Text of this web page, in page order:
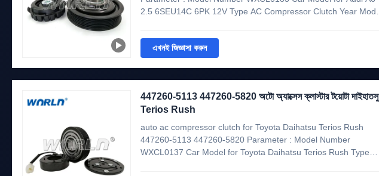
2.5 6SEU14C 6PK 12V Type AC Compressor Clutch Year Model
this part will fit your vehicle.Please send us the photo of your old
এখনই জিজ্ঞাসা করুন
447260-5113 447260-5820 অটো অ্যাক্সেস ক্লাস্টার টয়োটা দাইহাতসু
Terios Rush
auto ac compressor clutch for Toyota Daihatsu Terios Rush
447260-5113 447260-5820 Parameter : Model Number
WXCL0137 Car Model for Toyota Daihatsu Terios Rush Type